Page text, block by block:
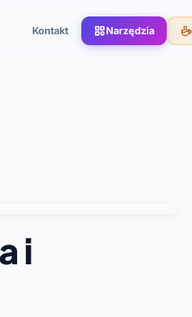
Kontakt Narzędzia
i